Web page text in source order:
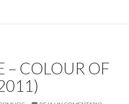
– COLOUR OF